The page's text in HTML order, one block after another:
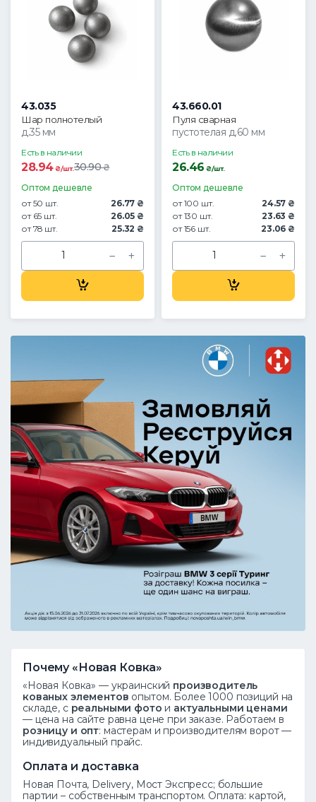
43.035
Шар полнотелый
д.35 мм
Есть в наличии
28.94₴/шт.30.90₴
Оптом дешевле
от 50 шт.
26.77 ₴
от 65 шт.
26.05 ₴
от 78 шт.
25.32 ₴
43.660.01
Пуля сварная
пустотелая д.60 мм
Есть в наличии
26.46 ₴/шт.
Оптом дешевле
от 100 шт.
24.57 ₴
от 130 шт.
23.63 ₴
от 156 шт.
23.06 ₴
Почему «Новая Ковка»
«Новая Ковка» — украинский производитель
кованых элементов опытом. Более 1000 позиций на
складе, с реальными фото и актуальными ценами
— цена на сайте равна цене при заказе. Работаем в
розницу и опт: мастерам и производителям ворот —
индивидуальный прайс.
Оплата и доставка
Новая Почта, Delivery, Мост Экспресс; большие
партии – собственным транспортом. Оплата: картой,